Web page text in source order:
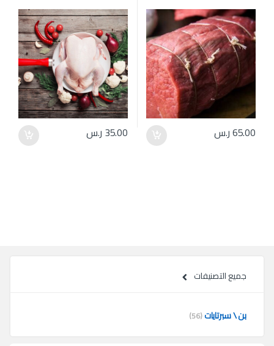
65.00ر.س 35.00 ر.س
جميع التصنيفات
بن \ سبرتايات(56)